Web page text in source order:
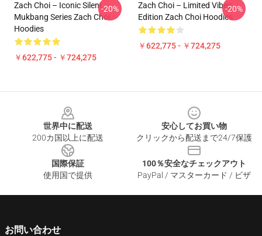
Zach Choi – Iconic Silent
Mukbang Series Zach Choi
Hoodies
￥622,775 - ￥724,275
-20%
Zach Choi – Limited Vibes
Edition Zach Choi Hoodies
￥622,775 - ￥724,275
-20%
世界中に配送
200カ国以上に配送
安心してお買い物
クリックから配送まで24/7保護
国際保証
使用国で提供
100％安全なチェックアウト
PayPal / マスターカード / ビザ
お問い合わせ